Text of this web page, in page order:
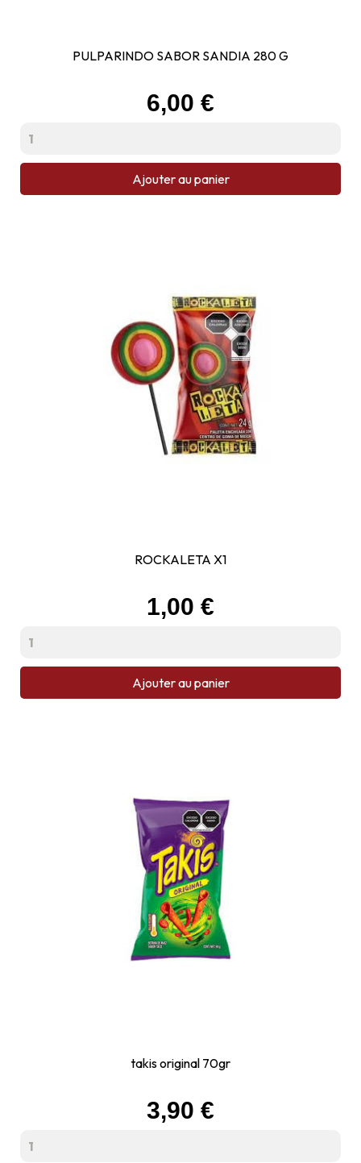
PULPARINDO SABOR SANDIA 280 G
Prix
6,00 €
Ajouter au panier
ROCKALETA X1
Prix
1,00 €
Ajouter au panier
takis original 70gr
Prix
3,90 €